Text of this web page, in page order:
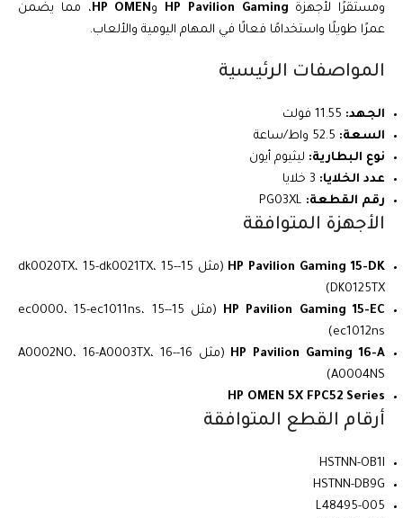
ومستقرًا لأجهزة HP Pavilion Gaming وHP OMEN، مما يضمن
عمرًا طويلًا واستخدامًا فعالًا في المهام اليومية والألعاب.
المواصفات الرئيسية
الجهد:
السعة:
نوع البطارية: ليثيوم أيون
عدد الخلايا:
رقم القطعة:
الأجهزة المتوافقة
HP Pavilion Gaming 15-DK
(مثل 15-dk0020TX، 15-dk0021TX، 15-
DK0125TX)
HP Pavilion Gaming 15-EC
(مثل 15-ec0000، 15-ec1011ns، 15-
ec1012ns)
HP Pavilion Gaming 16-A
(مثل 16-A0002NO، 16-A0003TX، 16-
A0004NS)
HP OMEN 5X FPC52 Series
أرقام القطع المتوافقة
HSTNN-OB1I
HSTNN-DB9G
L48495-005